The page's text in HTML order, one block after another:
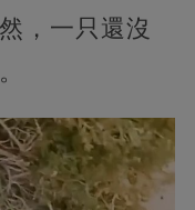
，一只還沒